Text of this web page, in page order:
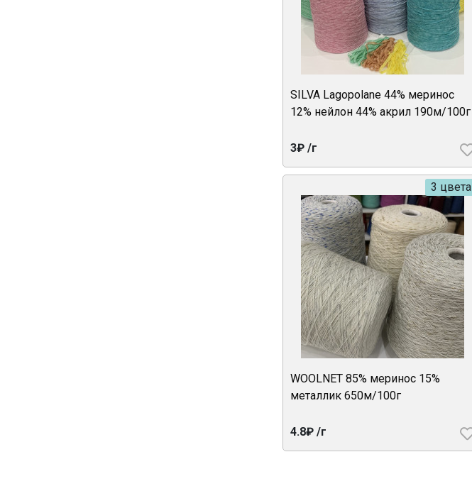
SILVA Lagopolane 44% меринос
12% нейлон 44% акрил 190м/100г
3₽ /г
WOOLNET 85% меринос 15%
металлик 650м/100г
4.8₽ /г
3 цвета